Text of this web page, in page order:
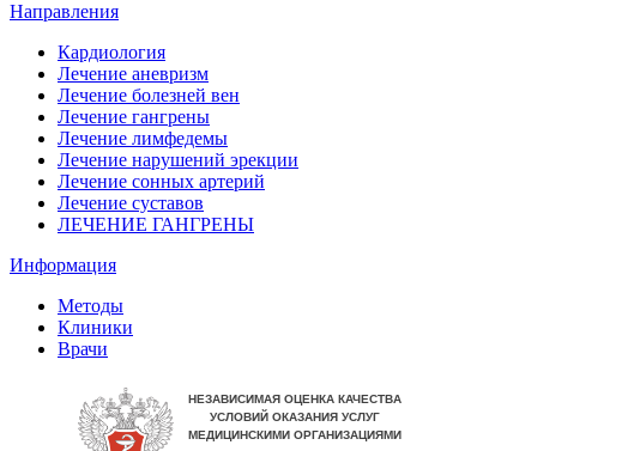
Направления
Кардиология
Лечение аневризм
Лечение болезней вен
Лечение гангрены
Лечение лимфедемы
Лечение нарушений эрекции
Лечение сонных артерий
Лечение суставов
ЛЕЧЕНИЕ ГАНГРЕНЫ
Информация
Методы
Клиники
Врачи